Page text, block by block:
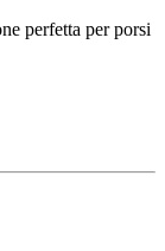
perfetta per porsi